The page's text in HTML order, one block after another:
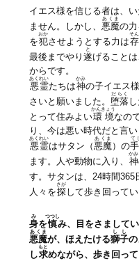
イエス様を信じる者は、
ません。しかし、悪魔
あくま
の力
を犯
おか
させようとする力は
そ
最後までやり遂
と
げること
からです。
悪霊
あくれい
たちは神
かみ
の子イエス
さいと願いました。 堕落
だらく
とって住みよい環境
かんきょう
なの
り、今は悪い時代だと言い
悪霊
あくれい
はサタン（悪魔
あくま
）の
て
ます。人や動物に入り、 神
かみ
す。サタンは、24時間365
人々を探
さが
して歩き回ってい
身
み
を慎
つつし
み、目をさまして
悪魔
あくま
が、ほえたける獅子
しし
し求
もと
めながら、歩き回って